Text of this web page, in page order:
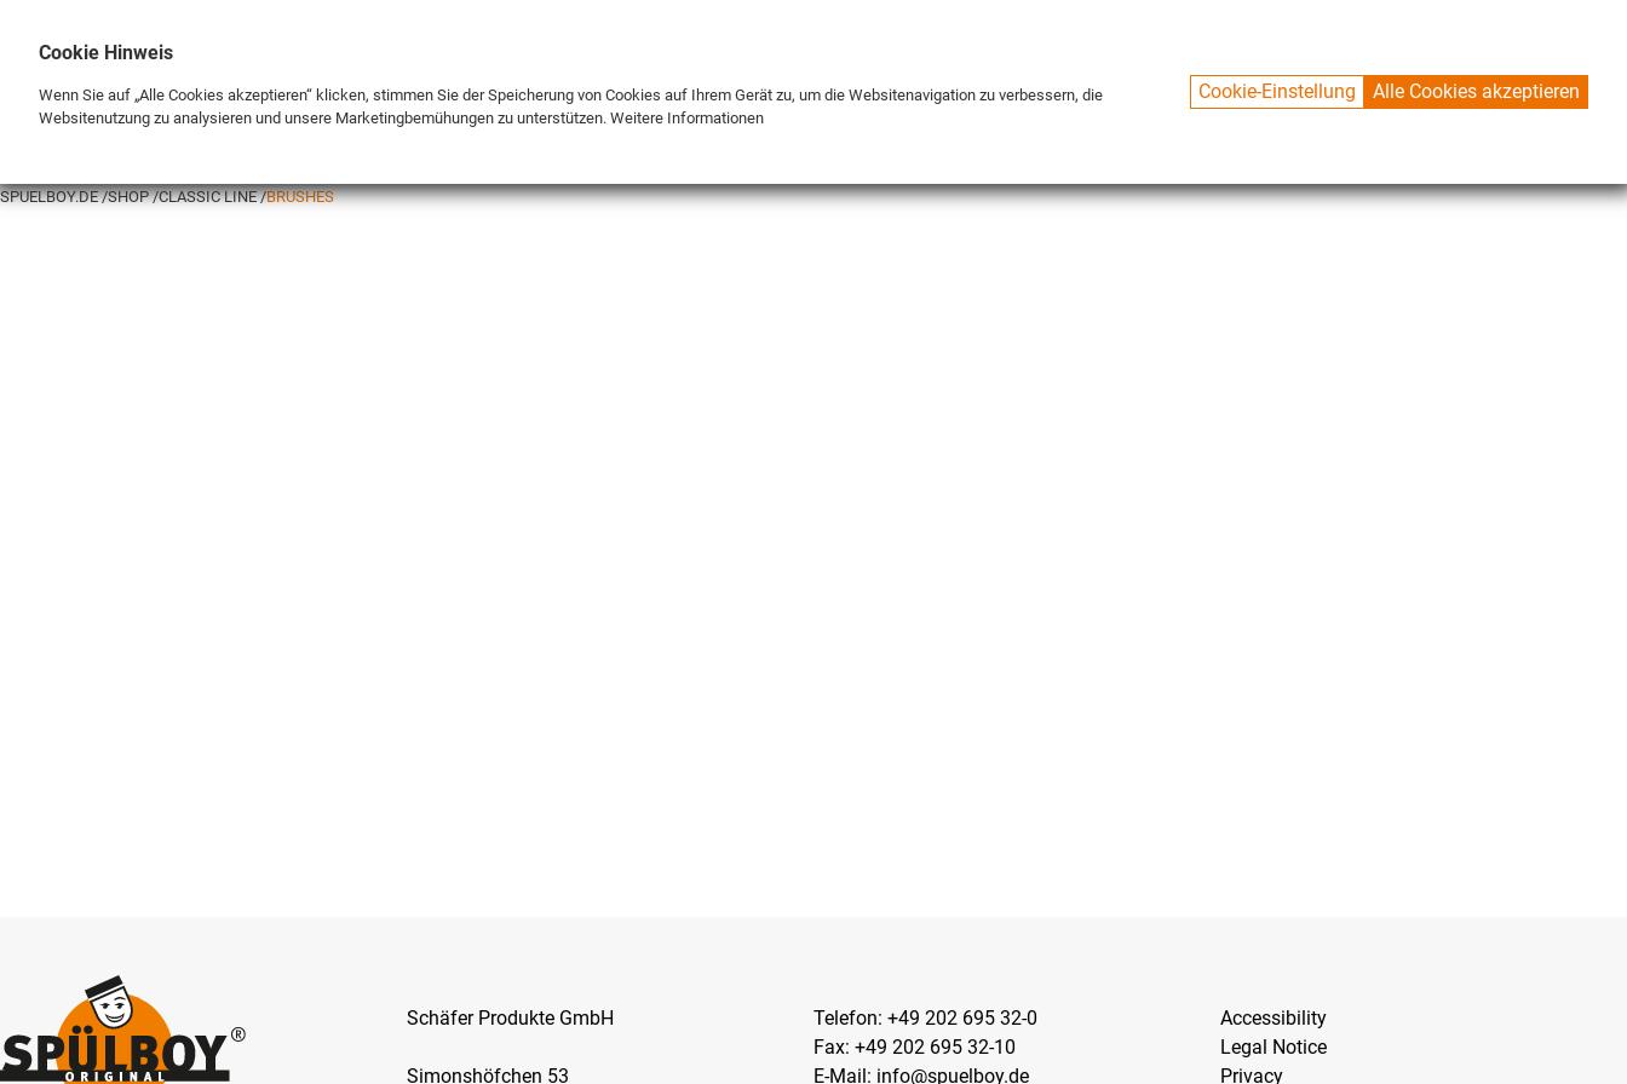
SPUELBOY.DE SHOP CLASSIC LINE BRUSHES
Schäfer Produkte GmbH
Simonshöfchen 53
Telefon: +49 202 695 32-0
Fax: +49 202 695 32-10
E-Mail: info@spuelboy.de
Accessibility
Legal Notice
Privacy
Cookie Hinweis
Wenn Sie auf „Alle Cookies akzeptieren“ klicken, stimmen Sie der Speicherung von Cookies auf Ihrem Gerät zu, um die Websitenavigation zu verbessern, die
Websitenutzung zu analysieren und unsere Marketingbemühungen zu unterstützen. Weitere Informationen
Cookie-Einstellung Alle Cookies akzeptieren